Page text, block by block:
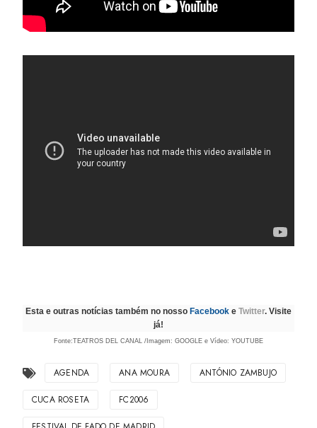
Esta e outras notícias também no nosso Facebook e Twitter. Visite
já!
Fonte:TEATROS DEL CANAL /Imagem: GOOGLE e Vídeo: YOUTUBE
AGENDA ANA MOURA ANTÓNIO ZAMBUJO
CUCA ROSETA FC2006